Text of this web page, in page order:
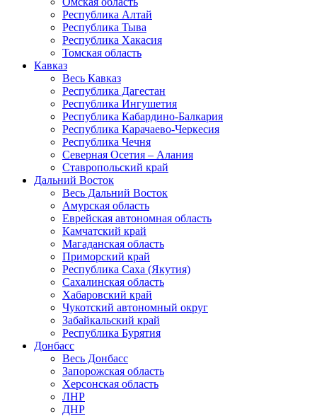
Республика Алтай
Республика Тыва
Республика Хакасия
Томская область
Кавказ
Весь Кавказ
Республика Дагестан
Республика Ингушетия
Республика Кабардино-Балкария
Республика Карачаево-Черкесия
Республика Чечня
Северная Осетия – Алания
Ставропольский край
Дальний Восток
Весь Дальний Восток
Амурская область
Еврейская автономная область
Камчатский край
Магаданская область
Приморский край
Республика Саха (Якутия)
Сахалинская область
Хабаровский край
Чукотский автономный округ
Забайкальский край
Республика Бурятия
Донбасс
Весь Донбасс
Запорожская область
Херсонская область
ЛНР
ДНР